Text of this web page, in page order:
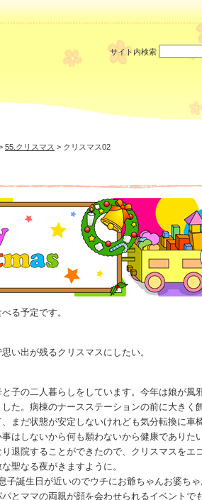
サイト内検索
55.クリスマス > クリスマス02
る予定です。
い出が残るクリスマスにしたい。
子の二人暮らしをしています。今年は娘が風
た。病棟のナースステーションの前に大きく
まだ状態が安定しないけれども気分転換に車
はしないから何も願わないから健康でありた
退院することができたので、クリスマスをエ
聖なる夜がきますように。
子誕生日が近いのでウチにお爺ちゃんお婆ち
とママの両親が顔を会わせられるイベントで